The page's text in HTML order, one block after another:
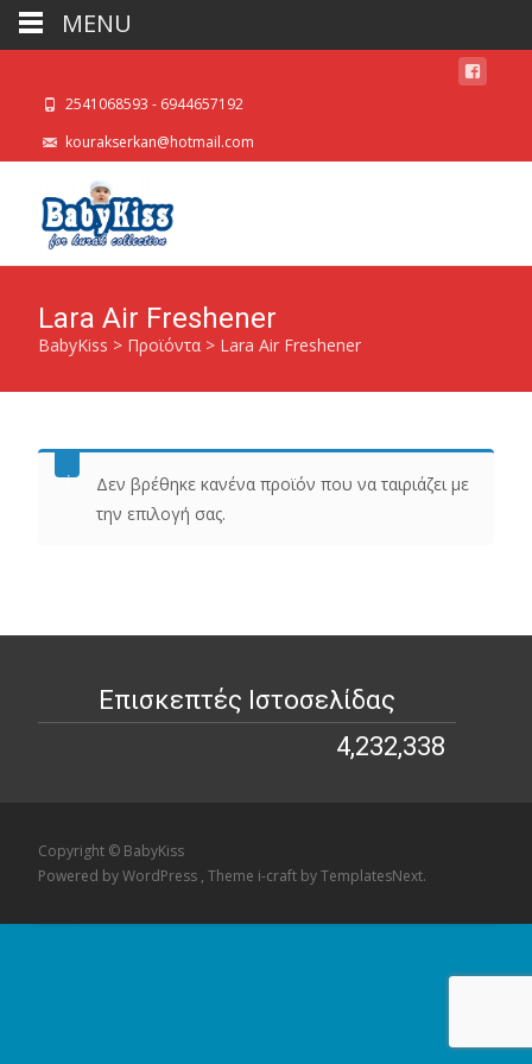
2541068593 - 6944657192
kourakserkan@hotmail.com
Lara Air Freshener
BabyKiss > Προϊόντα > Lara Air Freshener
Δεν βρέθηκε κανένα προϊόν που να ταιριάζει με
την επιλογή σας.
Επισκεπτές Ιστοσελίδας
4,232,338
Copyright © BabyKiss
Powered by WordPress , Theme i-craft by TemplatesNext.
MENU